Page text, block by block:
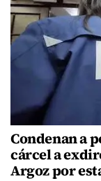
Condenan a
cárcel a
Argoz por